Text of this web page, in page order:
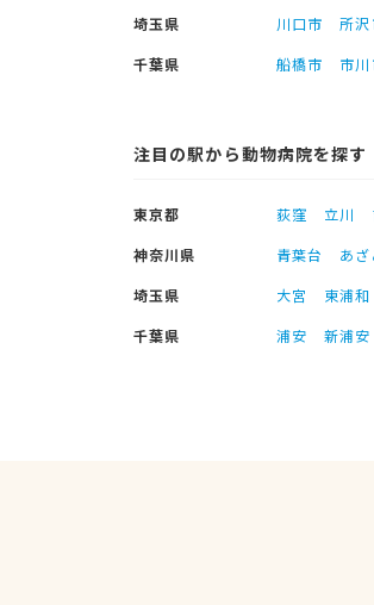
埼玉県
川口市 所沢
千葉県
船橋市 市
注目の駅から動物病院を探す
東京都 荻窪 立川
神奈川県
青葉台 あ
埼玉県
大宮 東浦和
千葉県
浦安 新浦安